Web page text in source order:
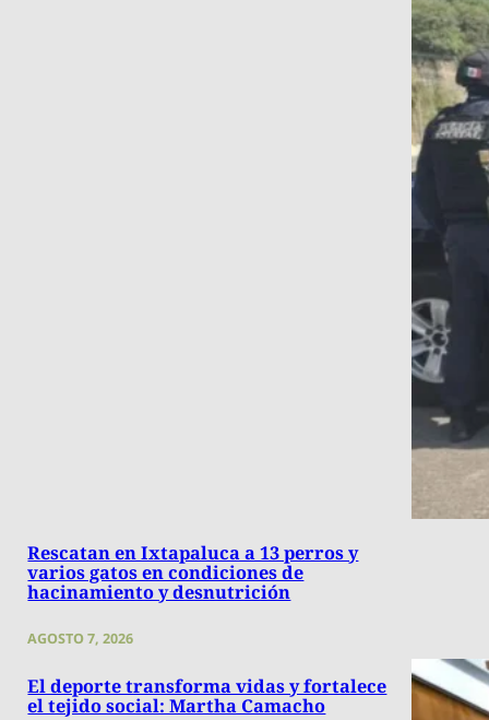
Rescatan en Ixtapaluca a 13 perros y
varios gatos en condiciones de
hacinamiento y desnutrición
AGOSTO 7, 2026
El deporte transforma vidas y fortalece
el tejido social: Martha Camacho